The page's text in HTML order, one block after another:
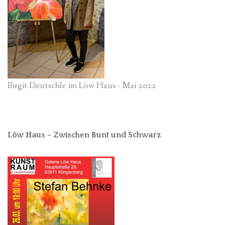
Birgit Deutschle im Löw Haus - Mai 2022
Löw Haus – Zwischen Bunt und Schwarz